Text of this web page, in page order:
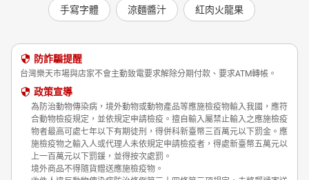
手寫字體 涼麵醬汁 紅肉火龍果
防詐騙提醒
台灣樂天市場與店家不會主動致電要求解除分期付款、要求ATM轉帳。
政策宣導
為防治動物傳染病，境外動物或動物產品等應施檢疫物輸入我國，應符
合動物檢疫規定，並依規定申請檢疫。擅自輸入屬禁止輸入之應施檢疫
物者最高可處七年以下有期徒刑，得併科新臺幣三百萬元以下罰金。應
施檢疫物之輸入人或代理人未依規定申請檢疫者，得處新臺幣五萬元以
上一百萬元以下罰鍰，並得按次處罰。
境外商品不得隨貨贈送應施檢疫物。